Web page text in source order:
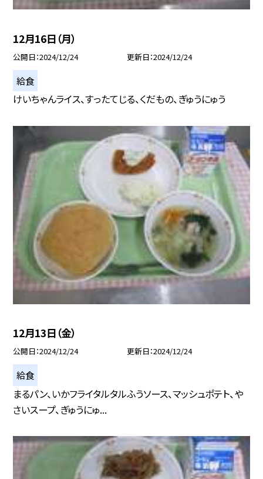
12月16日（月）
公開日 2024/12/24 更新日 2024/12/24
給食
けいちゃんライス、すったてじる、くだもの、ぎゅうにゅう
12月13日（金）
公開日 2024/12/24 更新日 2024/12/24
給食
まるパン、いかフライタルタルふうソース、マッシュポテト、や
さいスープ、ぎゅうにゅ...